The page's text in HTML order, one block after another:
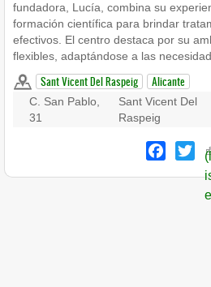
fundadora, Lucía, combina su
formación científica para brindar
efectivos. El centro destaca por su
flexibles, adaptándose a las
Sant Vicent Del Raspeig Alicante
C. San Pablo,
31
Sant Vicent Del
Raspeig